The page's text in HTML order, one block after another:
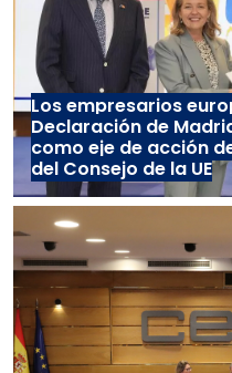
Los empresarios
Declaración de
como eje de acción
del Consejo de la UE